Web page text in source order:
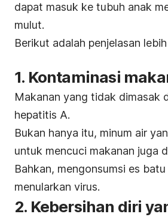
dapat masuk ke tubuh anak
mulut.
Berikut adalah penjelasan
1. Kontaminasi
Makanan yang tidak dimasak
hepatitis A.
Bukan hanya itu, minum air
untuk mencuci makanan juga
Bahkan, mengonsumsi es
menularkan virus.
2. Kebersihan diri